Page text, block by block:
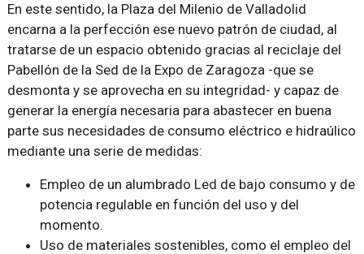
En este sentido, la Plaza del Milenio de Valladolid
encarna a la perfección ese nuevo patrón de ciudad, al
tratarse de un espacio obtenido gracias al reciclaje del
Pabellón de la Sed de la Expo de Zaragoza -que se
desmonta y se aprovecha en su integridad- y capaz de
generar la energía necesaria para abastecer en buena
parte sus necesidades de consumo eléctrico e hidraúlico
mediante una serie de medidas:
Empleo de un alumbrado Led de bajo consumo y de
potencia regulable en función del uso y del
momento.
Uso de materiales sostenibles, como el empleo del